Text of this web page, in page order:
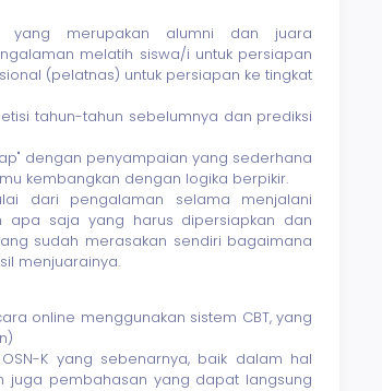
yang merupakan alumni dan juara
melatih siswa/i untuk persiapan
(pelatnas) untuk persiapan ke tingkat
tahun-tahun sebelumnya dan prediksi
dengan penyampaian yang sederhana
kembangkan dengan logika berpikir.
dari pengalaman selama menjalani
apa saja yang harus dipersiapkan dan
sudah merasakan sendiri bagaimana
menjuarainya.
online menggunakan sistem CBT, yang
K yang sebenarnya, baik dalam hal
juga pembahasan yang dapat langsung